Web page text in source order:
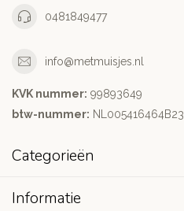
0481849477
info@metmuisjes.nl
KVK nummer: 99893649
btw-nummer: NL005416464B23
Categorieën
Informatie